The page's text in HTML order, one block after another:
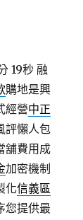
19秒 融
購地是興
經營中正
評懶人包
舖費用成
加密機制
化信義區
您提供最